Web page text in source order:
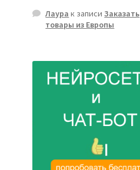
Лаура к записиЗаказать
товары из Европы